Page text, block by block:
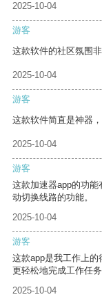
2025-10-04
游客
这款软件的社区氛围
2025-10-04
游客
这款软件简直是神器
2025-10-04
游客
这款加速器app的功能
动切换线路的功能。
2025-10-04
游客
这款app是我工作上
更轻松地完成工作任务
2025-10-04